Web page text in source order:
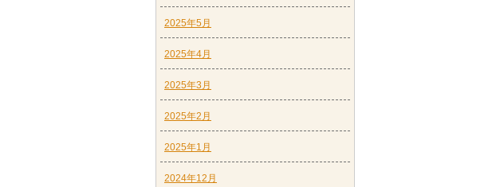
2025年5月
2025年4月
2025年3月
2025年2月
2025年1月
2024年12月